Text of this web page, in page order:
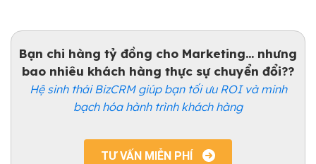
Bạn chi hàng tỷ đồng cho Marketing... nhưng
bao nhiêu khách hàng thực sự chuyển đổi??
Hệ sinh thái BizCRM giúp bạn tối ưu ROI và minh
bạch hóa hành trình khách hàng
TƯ VẤN MIỄN PHÍ